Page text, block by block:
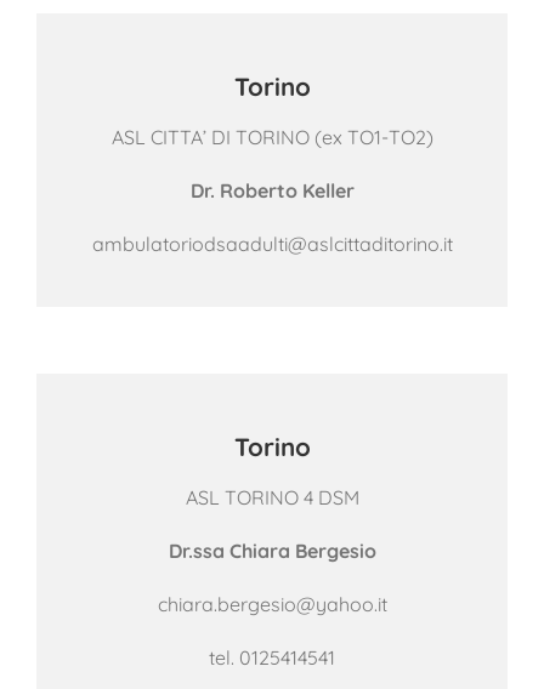
Torino
ASL CITTA’ DI TORINO (ex TO1-TO2)
Dr. Roberto Keller
ambulatoriodsaadulti@aslcittaditorino.it
Torino
ASL TORINO 4 DSM
Dr.ssa Chiara Bergesio
chiara.bergesio@yahoo.it
tel. 0125414541